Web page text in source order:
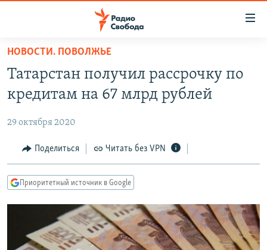
упрощенного
доступа
основному
Вернутся
главной
навигации
Вернутся
поиску
ПОДКАСТЫ
АВТОРСКИЕ ПРОЕКТЫ
ЦИТАТЫ СВОБОДЫ
МНЕНИЯ
IDEL.РЕАЛИИ
КАВКАЗ.РЕАЛИИ
СЕВЕР.РЕАЛИИ
НОВОСТИ. ПОВОЛЖЬЕ
Татарстан получил рассрочку по
кредитам на 67 млрд рублей
29 октября 2020
Поделиться Читать без VPN
Приоритетный источник в Google